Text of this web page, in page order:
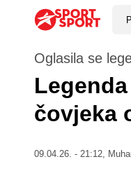
Oglasila se
čovjeka
09.04.26. - 21:12,